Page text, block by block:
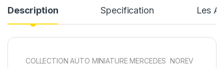
Description Specification Les
COLLECTION AUTO MINIATURE MERCEDES NOREV